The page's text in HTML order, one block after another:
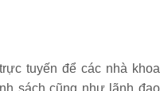
tuyến để các nhà khoa
sách cũng như lãnh đạo